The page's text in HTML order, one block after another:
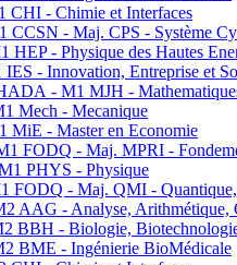
CHI - Chimie et Interfaces
CCSN - Maj. CPS - Système
HEP - Physique des Hautes
- Innovation, Entreprise et
- M1 MJH -
Mech - Mecanique
MiE - Master en Economie
FODQ - Maj. MPRI -
PHYS - Physique
FODQ - Maj. QMI - Quantique,
AAG - Analyse, Arithmétique,
BBH - Biologie,
BME - Ingénierie BioMédicale